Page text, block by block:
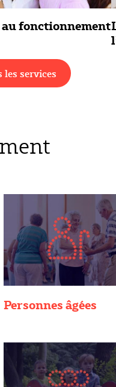
fonctionnement
les services
Personnes âgées